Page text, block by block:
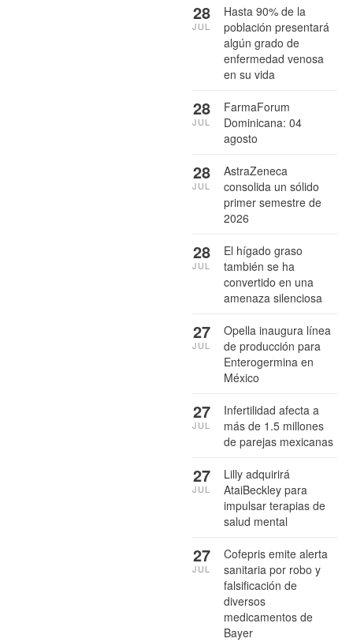
Hasta 90% de la
población presentará
algún grado de
enfermedad venosa
en su vida
28
JUL
FarmaForum
Dominicana: 04
agosto
28
JUL
AstraZeneca
consolida un sólido
primer semestre de
2026
28
JUL
El hígado graso
también se ha
convertido en una
amenaza silenciosa
28
JUL
Opella inaugura línea
de producción para
Enterogermina en
México
27
JUL
Infertilidad afecta a
más de 1.5 millones
de parejas mexicanas
27
JUL
Lilly adquirirá
AtaiBeckley para
impulsar terapias de
salud mental
27
JUL
Cofepris emite alerta
sanitaria por robo y
falsificación de
diversos
medicamentos de
Bayer
27
JUL